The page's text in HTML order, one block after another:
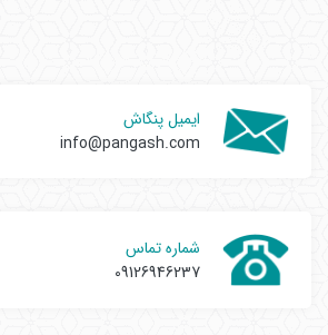
ایمیل پنگاش
info@pangash.com
شماره تماس
09126946237